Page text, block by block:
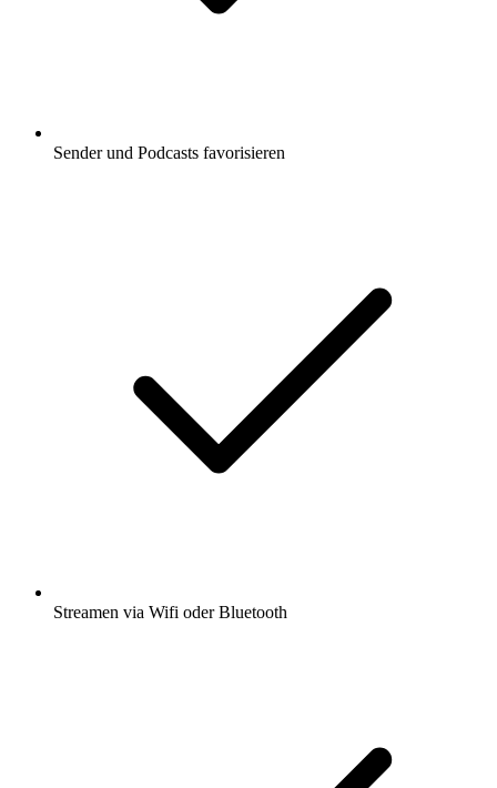
Sender und Podcasts favorisieren
Streamen via Wifi oder Bluetooth